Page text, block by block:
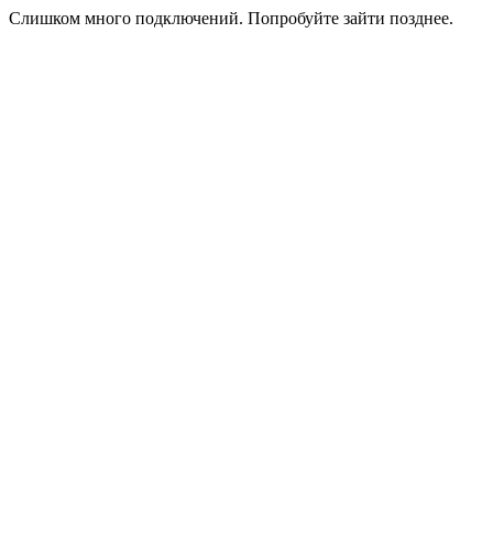
Слишком много подключений. Попробуйте зайти позднее.